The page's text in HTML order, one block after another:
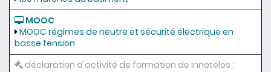
MOOC
MOOC régimes de neutre et sécurité électrique en
basse tension
déclaration d'activité de formation de innotelos :